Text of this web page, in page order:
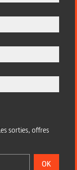
sorties, offres
OK